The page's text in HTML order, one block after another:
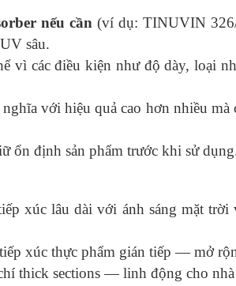
nếu cần (ví dụ: TINUVIN 326/
sâu.
vì các điều kiện như độ dày, loại
với hiệu quả cao hơn nhiều
ổn định sản phẩm trước khi sử
xúc lâu dài với ánh sáng mặt
xúc thực phẩm gián tiếp — mở
thick sections — linh động cho nhà